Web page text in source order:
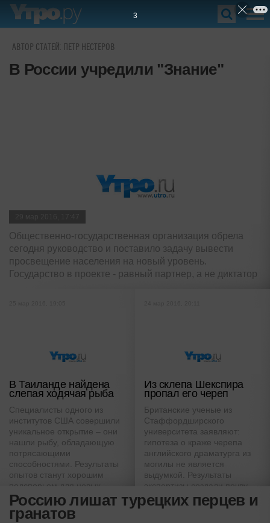
АВТОР СТАТЕЙ: ПЕТР НЕСТЕРОВ
В России учредили "Знание"
Общественно-государственная организация обрела
сегодня руководство и поставило задачу вывести
просвещение населения на новый уровень.
Государство в проекте - равный партнер, а не диктатор
В Таиланде найдена
слепая ходячая рыба
Специалисты одного из
институтов США совершили
уникальное открытие – они
нашли рыбу, обладающую
потрясающими
способностями. Результаты
опытов станут хорошим
подспорьем для новых
экспериментов
Из склепа Шекспира
пропал его череп
Британские ученые из
Стаффордширского
университета заявляют:
гипотеза о краже черепа
английского драматурга из
могилы не является
выдумкой. Результаты
экспертизы создали почву
для новых споров и
дискуссий
Россию лишат турецких перцев и
гранатов
2